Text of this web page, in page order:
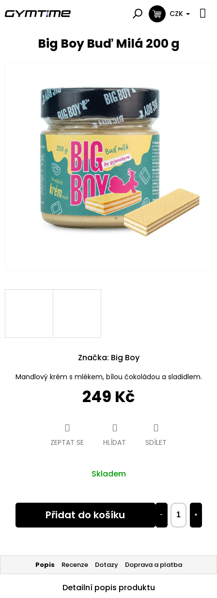
na
NÁKUPNÍ
CZK
Big Boy Buď Milá 200 g
249 Kč
Skladem
+
−
Přidat do košíku
Mandlový krém s mlékem, bílou čokoládou a sladidlem.
ZEPTAT SE HLÍDAT SDÍLET
Značka: Big Boy
Popis Recenze Dotazy Doprava a platba
Detailní popis produktu